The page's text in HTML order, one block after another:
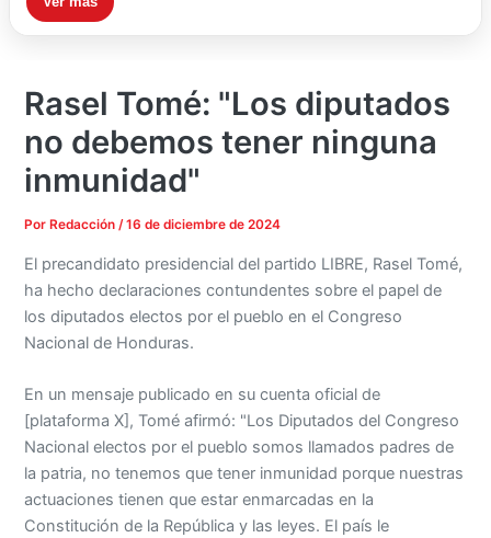
Rasel Tomé: "Los diputados
no debemos tener ninguna
inmunidad"
Por Redacción/16 de diciembre de 2024
El precandidato presidencial del partido LIBRE, Rasel Tomé,
ha hecho declaraciones contundentes sobre el papel de
los diputados electos por el pueblo en el Congreso
Nacional de Honduras.
En un mensaje publicado en su cuenta oficial de
[plataforma X], Tomé afirmó: "Los Diputados del Congreso
Nacional electos por el pueblo somos llamados padres de
la patria, no tenemos que tener inmunidad porque nuestras
actuaciones tienen que estar enmarcadas en la
Constitución de la República y las leyes. El país le